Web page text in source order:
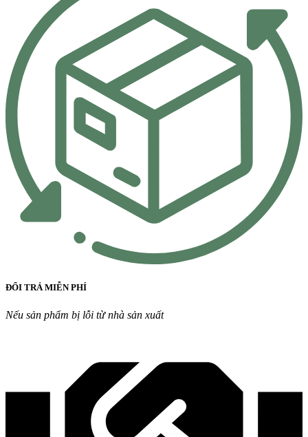
ĐỔI TRẢ MIỄN PHÍ
Nếu sản phẩm bị lỗi từ nhà sản xuất